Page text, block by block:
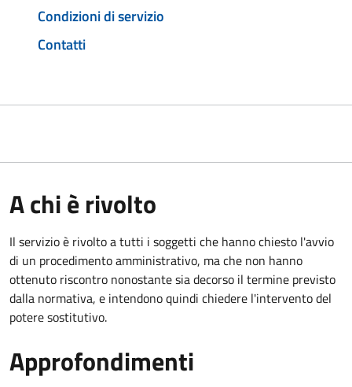
Condizioni di servizio
Contatti
A chi è rivolto
Il servizio è rivolto a tutti i soggetti che hanno chiesto l'avvio
di un procedimento amministrativo, ma che non hanno
ottenuto riscontro nonostante sia decorso il termine previsto
dalla normativa, e intendono quindi chiedere l'intervento del
potere sostitutivo.
Approfondimenti